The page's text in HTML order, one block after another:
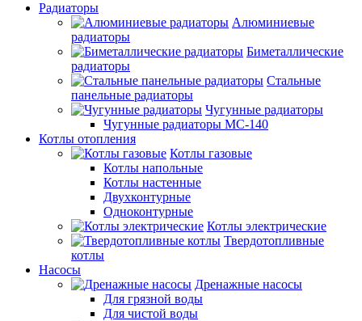
Радиаторы
Алюминиевые
радиаторы
Биметаллические
радиаторы
Стальные
панельные радиаторы
Чугунные радиаторы
Чугунные радиаторы МС-140
Котлы отопления
Котлы газовые
Котлы напольные
Котлы настенные
Двухконтурные
Одноконтурные
Котлы электрические
Твердотопливные
котлы
Насосы
Дренажные насосы
Для грязной воды
Для чистой воды